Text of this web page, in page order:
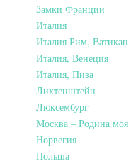
Замки Франции
Италия
Италия Рим, Ватикан
Италия, Венеция
Италия, Пиза
Лихтенштейн
Люксембург
Москва – Родина моя
Норвегия
Польша